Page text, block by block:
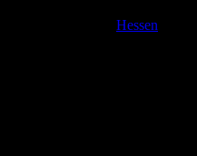
Hessen